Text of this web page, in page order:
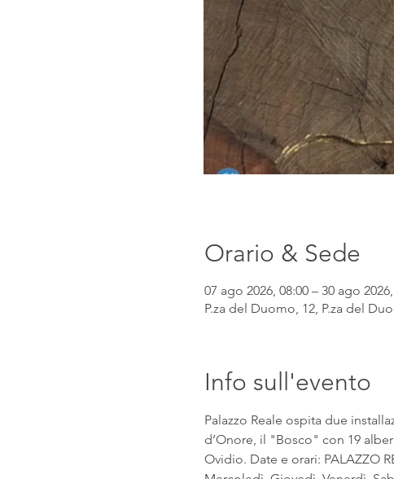
Orario & Sede
07 ago 2026, 08:00 – 30 ago
P.za del Duomo, 12, P.za del
Info sull'evento
Palazzo Reale ospita due
d’Onore, il "Bosco" con 19
Ovidio. Date e orari: PALAZZO